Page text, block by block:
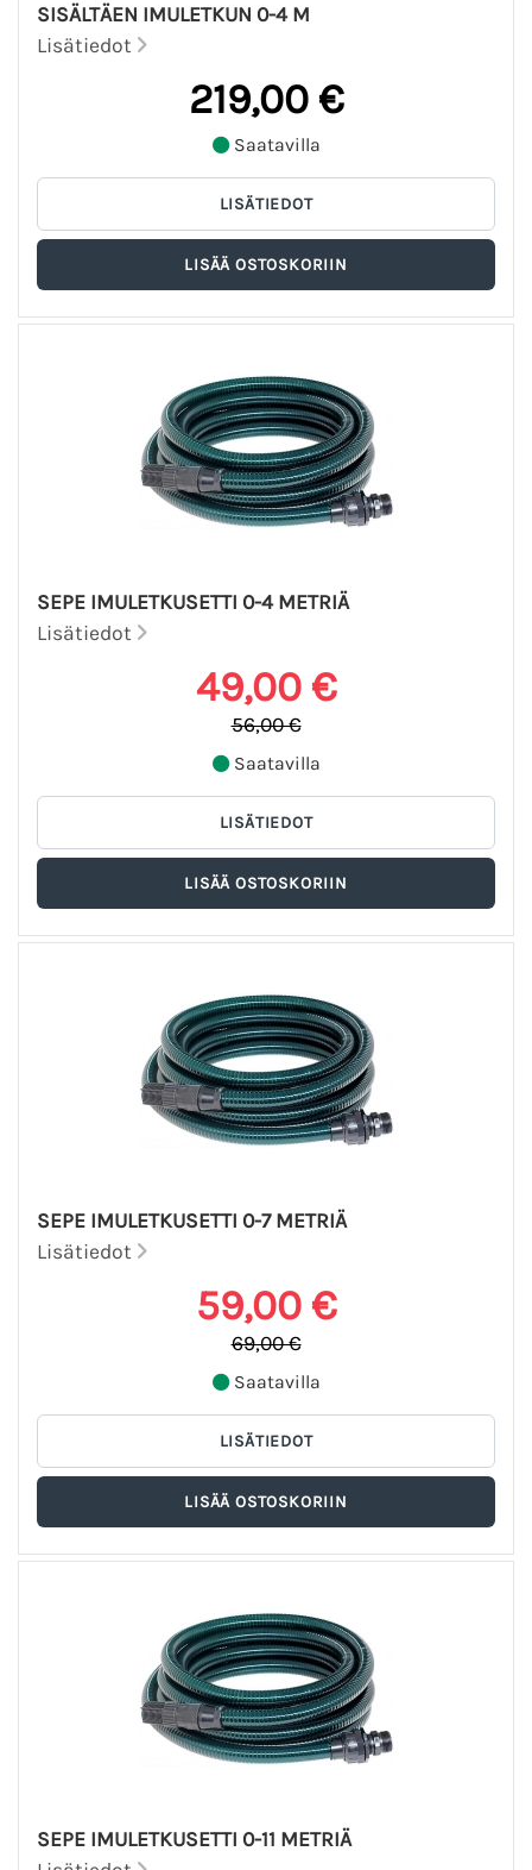
SISÄLTÄEN IMULETKUN 0-4 M
Lisätiedot
219,00 €
Saatavilla
SEPE IMULETKUSETTI 0-4 METRIÄ
Lisätiedot
49,00 €
56,00 €
Saatavilla
SEPE IMULETKUSETTI 0-7 METRIÄ
Lisätiedot
59,00 €
69,00 €
Saatavilla
SEPE IMULETKUSETTI 0-11 METRIÄ